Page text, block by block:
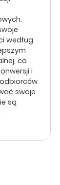
według
co
i
swoje
są